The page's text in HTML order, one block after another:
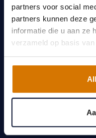
partners voor social
partners kunnen deze
informatie die u aan ze
verzameld op basis
praktijk te
Neem contact op